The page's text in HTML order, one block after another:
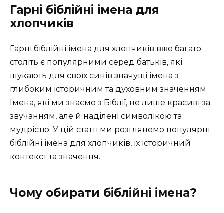
Гарні біблійні імена для
хлопчиків
Гарні біблійні імена для хлопчиків вже багато
століть є популярними серед батьків, які
шукають для своїх синів значущі імена з
глибоким історичним та духовним значенням.
Імена, які ми знаємо з Біблії, не лише красиві за
звучанням, але й наділені символікою та
мудрістю. У цій статті ми розглянемо популярні
біблійні імена для хлопчиків, їх історичний
контекст та значення.
Чому обирати біблійні імена?